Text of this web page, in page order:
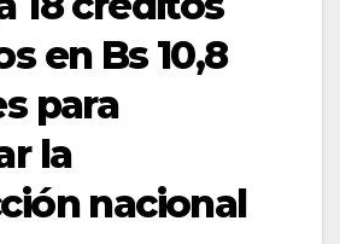
en Bs 10,8
para
la
nacional